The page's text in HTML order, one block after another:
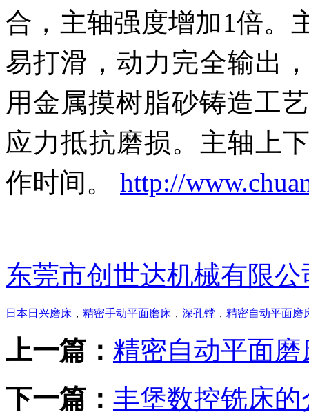
合，主轴强度增加1倍。
易打滑，动力完全输出
用金属摸树脂砂铸造工
应力抵抗磨损。主轴上
作时间。 http://
东莞市创世达机械有限公
日本日兴磨床 ， 精密手动平面磨床 ， 深孔镗 ， 精密自动平面磨
上一篇： 精密自动平面
下一篇： 丰堡数控铣床的